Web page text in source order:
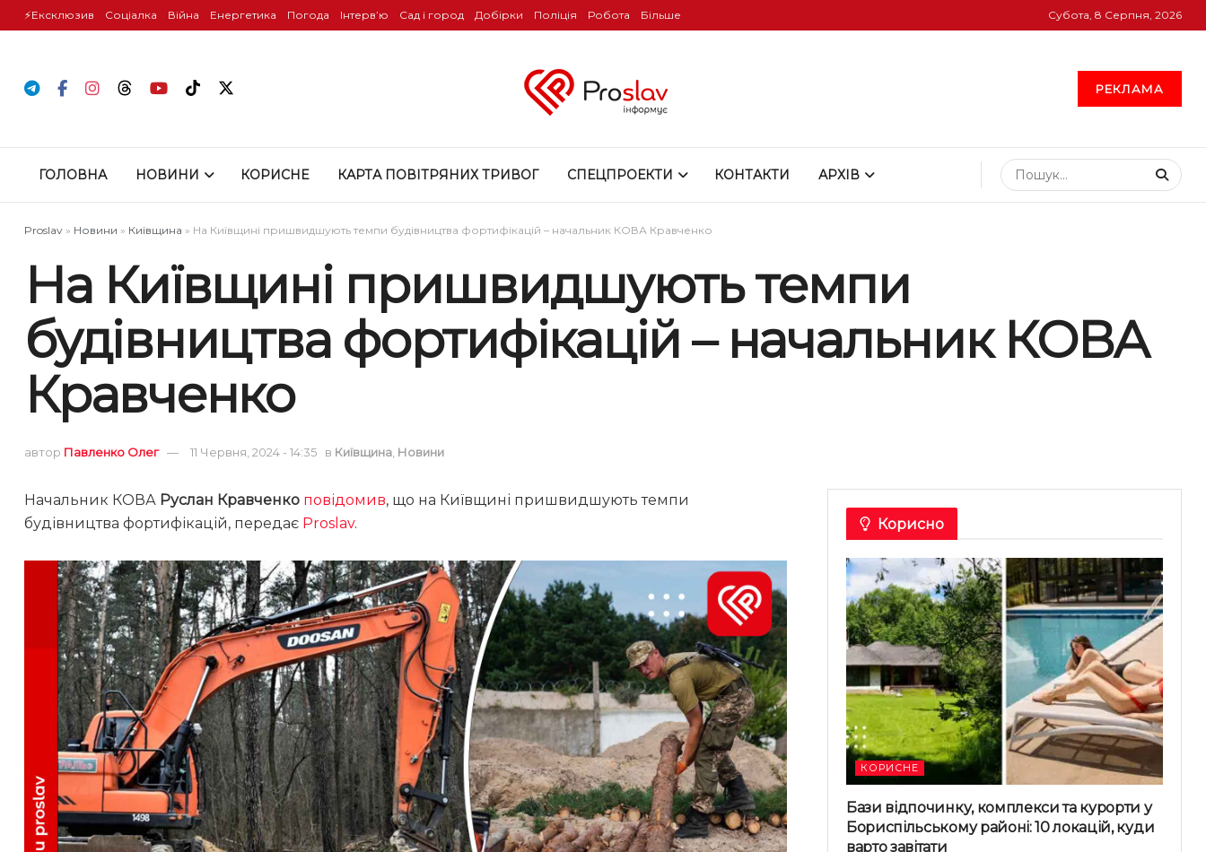
⚡️Ексклюзив Соціалка Війна Енергетика Погода Інтервʼю Сад і город Добірки Поліція Робота Більше Субота, 8 Серпня, 2026
РЕКЛАМА
ГОЛОВНА НОВИНИ КОРИСНЕ КАРТА ПОВІТРЯНИХ ТРИВОГ СПЕЦПРОЕКТИ КОНТАКТИ АРХІВ
Proslav » Новини » Київщина » На Київщині пришвидшують темпи будівництва фортифікацій – начальник КОВА Кравченко
На Київщині пришвидшують темпи
будівництва фортифікацій – начальник КОВА
Кравченко
автор Павленко Олег 11 Червня, 2024 - 14:35 в Київщина, Новини
Начальник КОВА Руслан Кравченко повідомив, що на Київщині пришвидшують темпи
будівництва фортифікацій, передає Proslav. Корисно
КОРИСНЕ
Бази відпочинку, комплекси та курорти у
Бориспільському районі: 10 локацій, куди
варто завітати